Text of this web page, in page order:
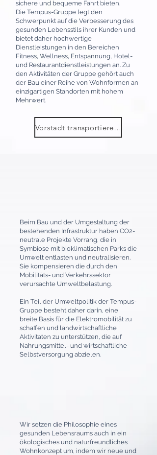
sichere und bequeme Fahrt bieten.
Die Tempus-Gruppe legt den
Schwerpunkt auf die Verbesserung des
gesunden Lebensstils ihrer Kunden und
bietet daher hochwertige
Dienstleistungen in den Bereichen
Fitness, Wellness, Entspannung, Hotel-
und Restaurantdienstleistungen an. Zu
den Aktivitäten der Gruppe gehört auch
der Bau einer Reihe von Wohnformen an
einzigartigen Standorten mit hohem
Mehrwert.
Vorstadt transportieren >
Beim Bau und der Umgestaltung der
bestehenden Infrastruktur haben CO2-
neutrale Projekte Vorrang, die in
Symbiose mit bioklimatischen Parks die
Umwelt entlasten und neutralisieren.
Sie kompensieren die durch den
Mobilitäts- und Verkehrssektor
verursachte Umweltbelastung.
Ein Teil der Umweltpolitik der Tempus-
Gruppe besteht daher darin, eine
breite Basis für die Elektromobilität zu
schaffen und landwirtschaftliche
Aktivitäten zu unterstützen, die auf
Nahrungsmittel- und wirtschaftliche
Selbstversorgung abzielen.
Wir setzen die Philosophie eines
gesunden Lebensraums auch in ein
ökologisches und naturfreundliches
Wohnkonzept um, indem wir neue und